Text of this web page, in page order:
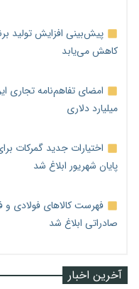
کاهش می‌یابد
میلیارد دلاری
اختیارات جدید گمرکات
پایان شهریور ابلاغ شد
صادراتی ابلاغ شد
آخرین اخبار